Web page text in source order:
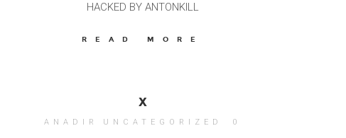
HACKED BY ANTONKILL
READ MORE
X
ANADIR UNCATEGORIZED 0